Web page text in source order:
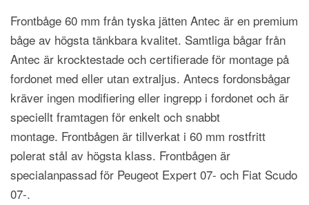
Frontbåge 60 mm från tyska jätten Antec är en premium
båge av högsta tänkbara kvalitet. Samtliga bågar från
Antec är krocktestade och certifierade för montage på
fordonet med eller utan extraljus. Antecs fordonsbågar
kräver ingen modifiering eller ingrepp i fordonet och är
speciellt framtagen för enkelt och snabbt
montage. Frontbågen är tillverkat i 60 mm rostfritt
polerat stål av högsta klass. Frontbågen är
specialanpassad för Peugeot Expert 07- och Fiat Scudo
07-.